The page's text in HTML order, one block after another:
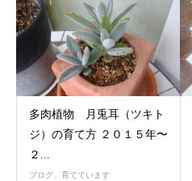
多肉植物 月兎耳（ツキト
ジ）の育て方 ２０１５年〜
２...
ブログ、育てています